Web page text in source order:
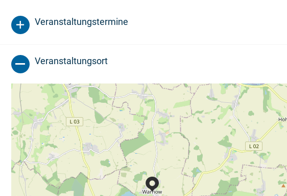
Veranstaltungstermine
Veranstaltungsort